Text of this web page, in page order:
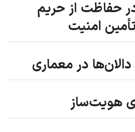
حفاظت از حریم
امنیت
در معماری
هویت‌ساز